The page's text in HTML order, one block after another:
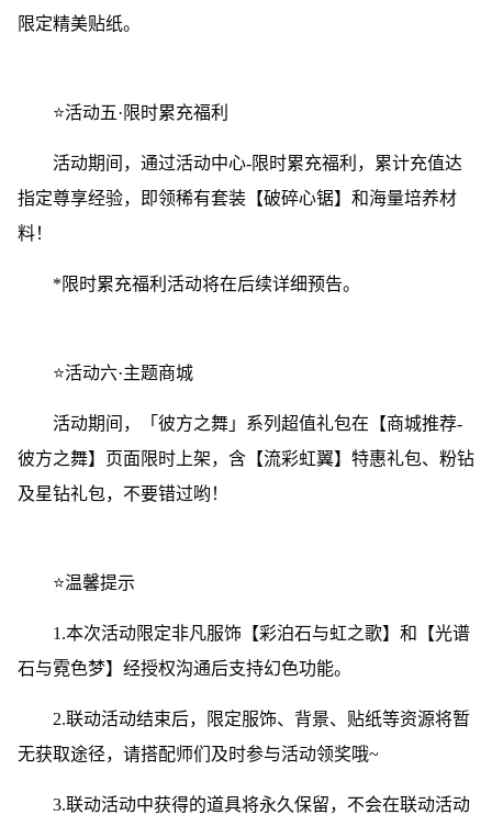
限定精美贴纸。
⭐活动五·限时累充福利
活动期间，通过活动中心-限时累充福利，累计充值达
指定尊享经验，即领稀有套装【破碎心锯】和海量培养材
料！
*限时累充福利活动将在后续详细预告。
⭐活动六·主题商城
活动期间，「彼方之舞」系列超值礼包在【商城推荐-
彼方之舞】页面限时上架，含【流彩虹翼】特惠礼包、粉钻
及星钻礼包，不要错过哟！
⭐温馨提示
1.本次活动限定非凡服饰【彩泊石与虹之歌】和【光谱
石与霓色梦】经授权沟通后支持幻色功能。
2.联动活动结束后，限定服饰、背景、贴纸等资源将暂
无获取途径，请搭配师们及时参与活动领奖哦~
3.联动活动中获得的道具将永久保留，不会在联动活动